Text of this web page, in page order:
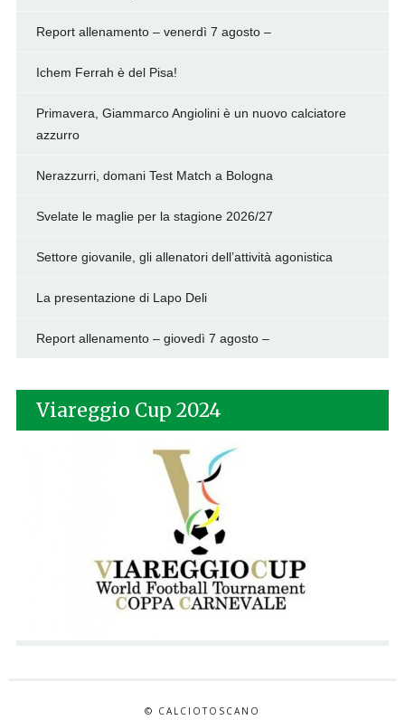
Report allenamento – venerdì 7 agosto –
Ichem Ferrah è del Pisa!
Primavera, Giammarco Angiolini è un nuovo calciatore
azzurro
Nerazzurri, domani Test Match a Bologna
Svelate le maglie per la stagione 2026/27
Settore giovanile, gli allenatori dell’attività agonistica
La presentazione di Lapo Deli
Report allenamento – giovedì 7 agosto –
Viareggio Cup 2024
© CALCIOTOSCANO